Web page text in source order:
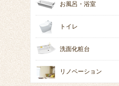
お風呂・浴室
トイレ
洗面化粧台
リノベーション